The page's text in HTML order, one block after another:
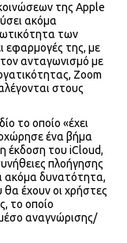
της Apple
ακόμα
των
εφαρμογές της, με
ανταγωνισμό με
Zoom
στους
το οποίο «έχει
ένα βήμα
έκδοση του iCloud,
πλοήγησης
ακόμα δυνατότητα,
έχουν οι χρήστες
το οποίο
αναγνώρισης/